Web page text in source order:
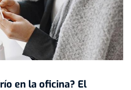
en la oficina? El